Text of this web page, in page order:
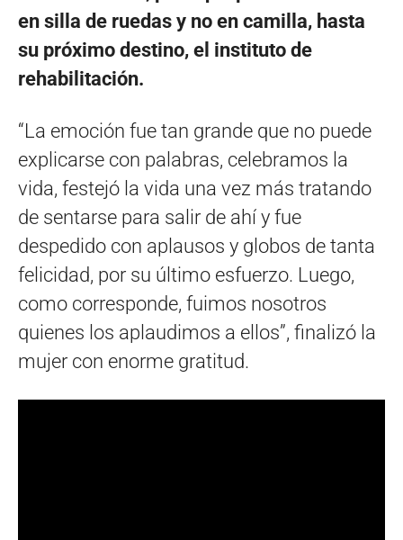
en silla de ruedas y no en camilla, hasta
su próximo destino, el instituto de
rehabilitación.
“La emoción fue tan grande que no puede
explicarse con palabras, celebramos la
vida, festejó la vida una vez más tratando
de sentarse para salir de ahí y fue
despedido con aplausos y globos de tanta
felicidad, por su último esfuerzo. Luego,
como corresponde, fuimos nosotros
quienes los aplaudimos a ellos”, finalizó la
mujer con enorme gratitud.